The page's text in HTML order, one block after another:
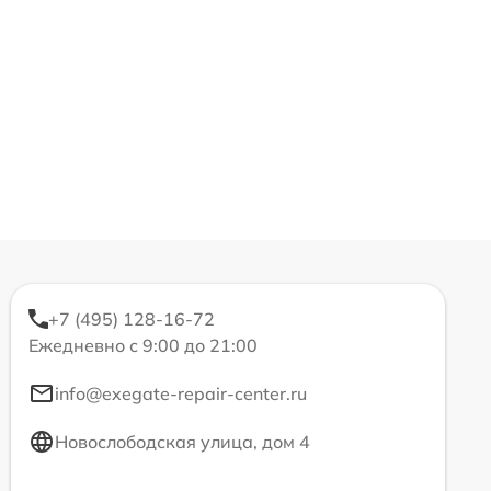
+7 (495) 128-16-72
Ежедневно с 9:00 до 21:00
info@exegate-repair-center.ru
Новослободская улица, дом 4